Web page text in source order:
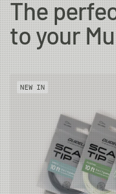
The
to your
NEW IN